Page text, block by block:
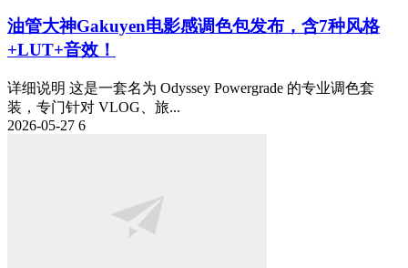
油管大神Gakuyen电影感调色包发布，含7种风格
+LUT+音效！
详细说明 这是一套名为 Odyssey Powergrade 的专业调色套
装，专门针对 VLOG、旅...
2026-05-27 6